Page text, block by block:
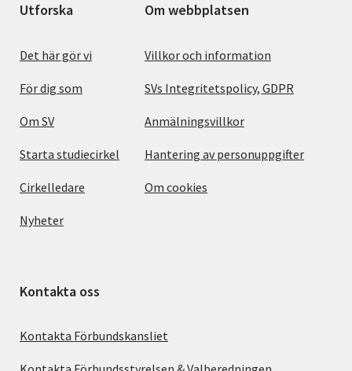
Utforska
Det här gör vi
För dig som
Om SV
Starta studiecirkel
Cirkelledare
Nyheter
Om webbplatsen
Villkor och information
SVs Integritetspolicy, GDPR
Anmälningsvillkor
Hantering av personuppgifter
Om cookies
Kontakta oss
Kontakta Förbundskansliet